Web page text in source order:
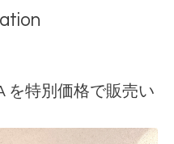
を特別価格で販売い